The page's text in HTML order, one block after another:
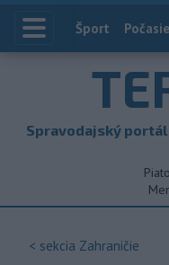
Index
Šport Počasie
Spravodajský
< sekcia Zahraničie